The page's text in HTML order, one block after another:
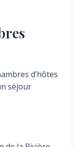
d’hôtes
séjour